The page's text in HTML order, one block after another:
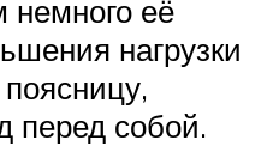
немного её
нагрузки
перед собой.